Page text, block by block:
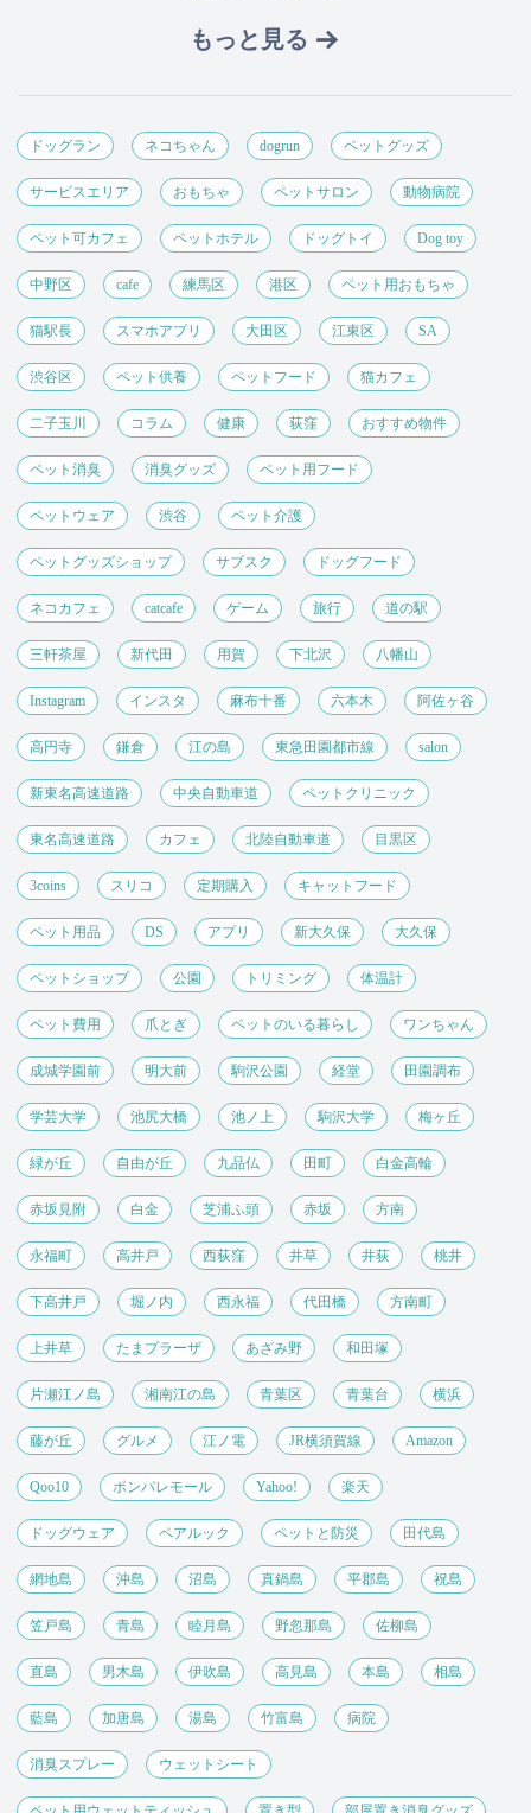
もっと見る
ドッグラン ネコちゃん dogrun ペットグッズ
サービスエリア おもちゃ ペットサロン 動物病院
ペット可カフェ ペットホテル ドッグトイ Dog toy
中野区 cafe 練馬区 港区 ペット用おもちゃ
猫駅長 スマホアプリ 大田区 江東区 SA
渋谷区 ペット供養 ペットフード 猫カフェ
二子玉川 コラム 健康 荻窪 おすすめ物件
ペット消臭 消臭グッズ ペット用フード
ペットウェア 渋谷 ペット介護
ペットグッズショップ サブスク ドッグフード
ネコカフェ catcafe ゲーム 旅行 道の駅
三軒茶屋 新代田 用賀 下北沢 八幡山
Instagram インスタ 麻布十番 六本木 阿佐ヶ谷
高円寺 鎌倉 江の島 東急田園都市線 salon
新東名高速道路 中央自動車道 ペットクリニック
東名高速道路 カフェ 北陸自動車道 目黒区
3coins スリコ 定期購入 キャットフード
ペット用品 DS アプリ 新大久保 大久保
ペットショップ 公園 トリミング 体温計
ペット費用 爪とぎ ペットのいる暮らし ワンちゃん
成城学園前 明大前 駒沢公園 経堂 田園調布
学芸大学 池尻大橋 池ノ上 駒沢大学 梅ヶ丘
緑が丘 自由が丘 九品仏 田町 白金高輪
赤坂見附 白金 芝浦ふ頭 赤坂 方南
永福町 高井戸 西荻窪 井草 井荻 桃井
下高井戸 堀ノ内 西永福 代田橋 方南町
上井草 たまプラーザ あざみ野 和田塚
片瀬江ノ島 湘南江の島 青葉区 青葉台 横浜
藤が丘 グルメ 江ノ電 JR横須賀線 Amazon
Qoo10 ポンパレモール Yahoo! 楽天
ドッグウェア ペアルック ペットと防災 田代島
網地島 沖島 沼島 真鍋島 平郡島 祝島
笠戸島 青島 睦月島 野忽那島 佐柳島
直島 男木島 伊吹島 高見島 本島 相島
藍島 加唐島 湯島 竹富島 病院
消臭スプレー ウェットシート